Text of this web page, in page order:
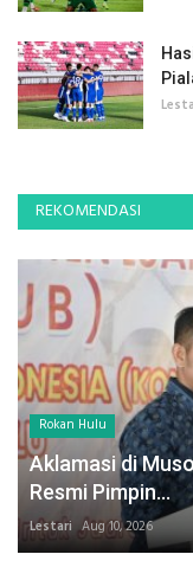
REKOMENDASI
Rokan Hulu
Aklamasi di
Resmi Pimpin...
Lestari Aug 10, 2026